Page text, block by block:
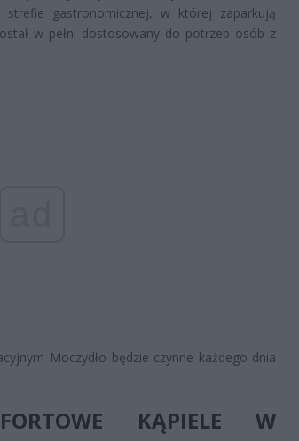
gastronomicznej, w której zaparkują
w pełni dostosowany do potrzeb osób z
Moczydło będzie czynne każdego dnia
KĄPIELE W